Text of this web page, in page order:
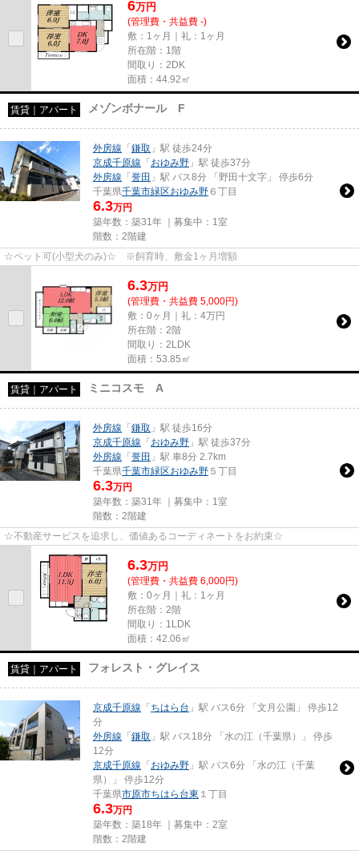
6万円
(管理費・共益費 -)
敷：1ヶ月｜礼：1ヶ月
所在階：1階
間取り：2DK
面積：44.92㎡
賃貸｜アパート メゾンボナール F
外房線 「 鎌取 」駅 徒歩24分
京成千原線 「 おゆみ野 」駅 徒歩37分
外房線 「 誉田 」駅 バス8分 「野田十文字」 停歩6分
千葉県千葉市緑区おゆみ野 ６丁目
6.3万円
築年数：築31年 ｜募集中： 1室
階数：2階建
☆ペット可(小型犬のみ)☆ ※飼育時、敷金1ヶ月増額
6.3万円
(管理費・共益費 5,000円)
敷：0ヶ月｜礼：4万円
所在階：2階
間取り：2LDK
面積：53.85㎡
賃貸｜アパート ミニコスモ A
外房線 「 鎌取 」駅 徒歩16分
京成千原線 「 おゆみ野 」駅 徒歩37分
外房線 「 誉田 」駅 車8分 2.7km
千葉県千葉市緑区おゆみ野 ５丁目
6.3万円
築年数：築31年 ｜募集中： 1室
階数：2階建
☆不動産サービスを追求し、価値あるコーディネートをお約束☆
6.3万円
(管理費・共益費 6,000円)
敷：0ヶ月｜礼：1ヶ月
所在階：2階
間取り：1LDK
面積：42.06㎡
賃貸｜アパート フォレスト・グレイス
京成千原線 「 ちはら台 」駅 バス6分 「文月公園」 停歩12
分
外房線 「 鎌取 」駅 バス18分 「水の江（千葉県）」 停歩
12分
京成千原線 「 おゆみ野 」駅 バス6分 「水の江（千葉
県）」 停歩12分
千葉県市原市ちはら台東 １丁目
6.3万円
築年数：築18年 ｜募集中： 2室
階数：2階建